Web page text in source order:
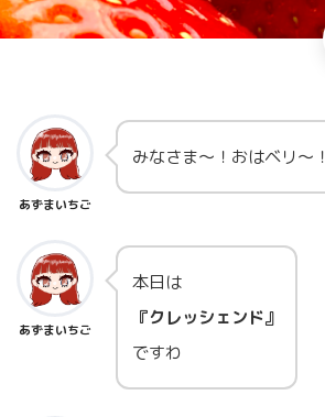
あずまいちご
みなさま～！おはベリ～！
あずまいちご
本日は
『クレッシェンド』
ですわ